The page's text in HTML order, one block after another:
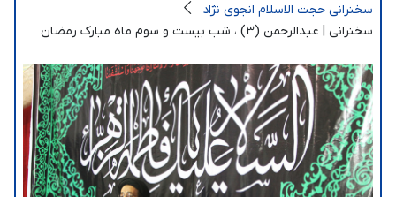
سخنرانی حجت الاسلام انجوی نژاد
سخنرانی | عبدالرحمن (3) ، شب بیست و سوم ماه مبارک رمضان